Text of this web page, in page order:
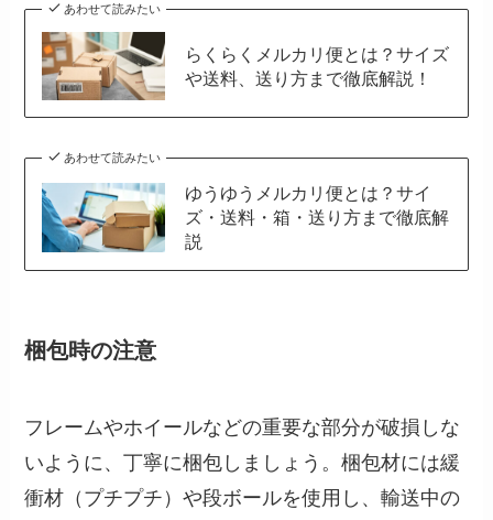
あわせて読みたい
らくらくメルカリ便とは？サイズ
や送料、送り方まで徹底解説！
あわせて読みたい
ゆうゆうメルカリ便とは？サイ
ズ・送料・箱・送り方まで徹底解
説
梱包時の注意
フレームやホイールなどの重要な部分が破損しな
いように、丁寧に梱包しましょう。梱包材には緩
衝材（プチプチ）や段ボールを使用し、輸送中の